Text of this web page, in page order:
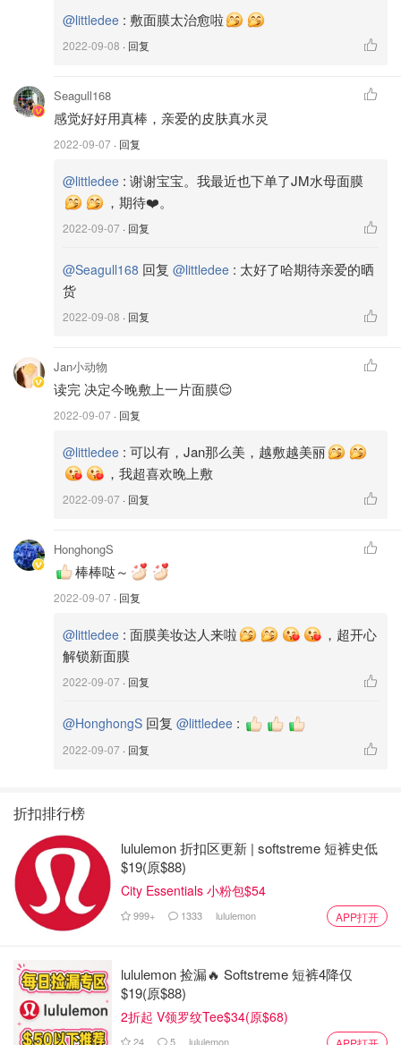
面膜设计：
肤紧致轮廓。
冰岛纯净海域的小球藻及雨生红球藻萃取：采用光活化酶专
利技术，修复因氧化引起的DNA损伤，逆转细胞层面的老
这款面膜的第三方实验室的数据显示，通过38名25-60岁的
亚洲女性，每周使用2次，持续使用4周后，面部紧致度提升
@littledee : 敷面膜太治愈啦
2022-09-08 · 回复
Seagull168
感觉好好用真棒，亲爱的皮肤真水灵
2022-09-07 · 回复
@littledee : 谢谢宝宝。我最近也下单了JM水母面膜
，期待❤️。
2022-09-07 · 回复
@Seagull168 回复 @littledee : 太好了哈期待亲爱的晒
货
2022-09-08 · 回复
Jan小动物
读完 决定今晚敷上一片面膜😌
2022-09-07 · 回复
@littledee : 可以有，Jan那么美，越敷越美丽
，我超喜欢晚上敷
2022-09-07 · 回复
HonghongS
棒棒哒～
2022-09-07 · 回复
@littledee : 面膜美妆达人来啦
，超开心
解锁新面膜
2022-09-07 · 回复
@HonghongS 回复 @littledee :
2022-09-07 · 回复
折扣排行榜
lululemon 折扣区更新 | softstreme 短裤史低
$19(原$88)
City Essentials 小粉包$54
999+ 1333 lululemon APP打开
lululemon 捡漏🔥 Softstreme 短裤4降仅
$19(原$88)
2折起 V领罗纹Tee$34(原$68)
24 5 lululemon